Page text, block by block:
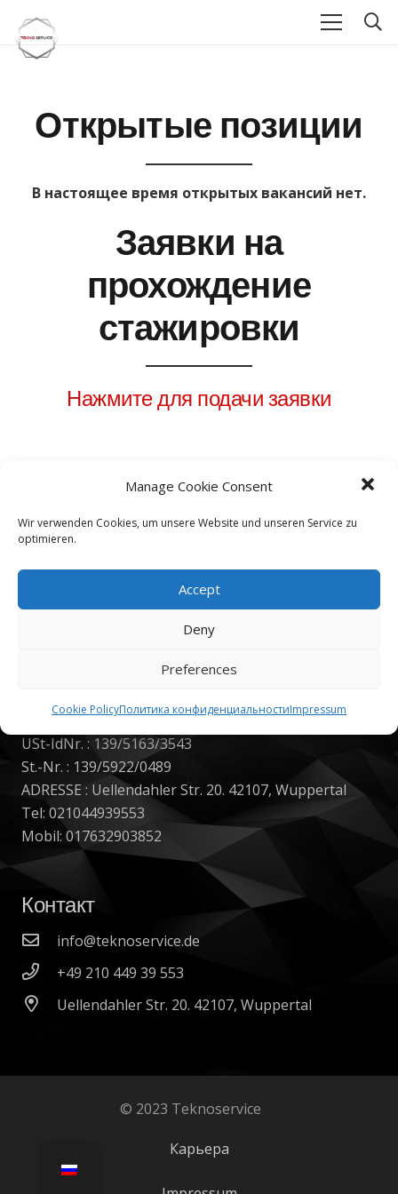
Manage Cookie Consent
Wir verwenden Cookies, um unsere Website und unseren Service zu
optimieren.
Accept
Deny
Preferences
Cookie PolicyПолитика конфиденциальностиImpressum
Открытые позиции
В настоящее время открытых вакансий нет.
Заявки на
прохождение
стажировки
Нажмите для подачи заявки
Impressum
Teknoservice
USt-IdNr. : 139/5163/3543
St.-Nr. : 139/5922/0489
ADRESSE : Uellendahler Str. 20. 42107, Wuppertal
Tel: 021044939553
Mobil: 017632903852
Контакт
info@teknoservice.de
+49 210 449 39 553
Uellendahler Str. 20. 42107, Wuppertal
© 2023 Teknoservice
Карьера